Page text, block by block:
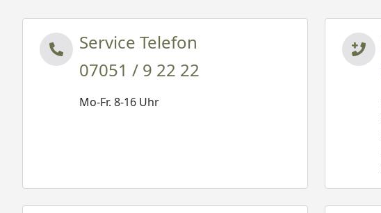
Service Telefon
07051 / 9 22 22
Mo-Fr. 8-16 Uhr